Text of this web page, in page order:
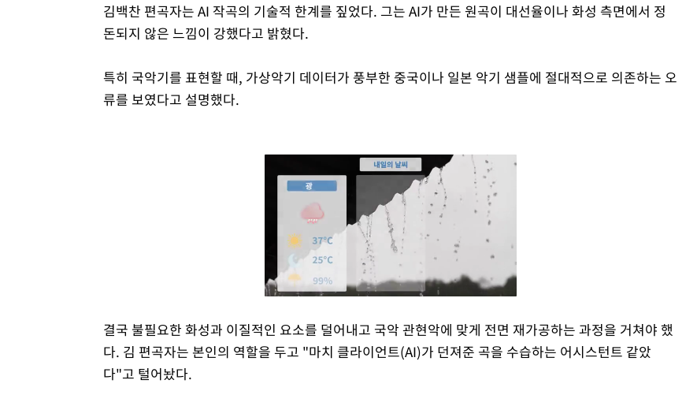
김백찬 편곡자는 AI 작곡의 기술적 한계를 짚었다. 그는 AI가 만든 원곡이 대선율이나 화성 측면에서 정
돈되지 않은 느낌이 강했다고 밝혔다.
특히 국악기를 표현할 때, 가상악기 데이터가 풍부한 중국이나 일본 악기 샘플에 절대적으로 의존하는 오
류를 보였다고 설명했다.
Mute
결국 불필요한 화성과 이질적인 요소를 덜어내고 국악 관현악에 맞게 전면 재가공하는 과정을 거쳐야 했
다. 김 편곡자는 본인의 역할을 두고 "마치 클라이언트(AI)가 던져준 곡을 수습하는 어시스턴트 같았
다"고 털어놨다.